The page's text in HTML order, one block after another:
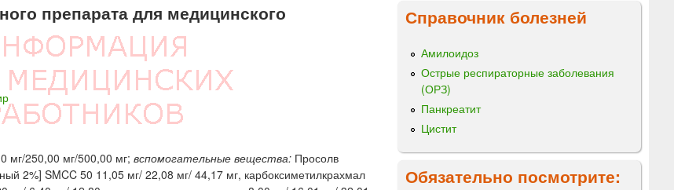
препарата для медицинского
мг/250,00 мг/500,00 мг; вспомогательные вещества: Просолв
2%] SMCC 50 11,05 мг/ 22,08 мг/ 44,17 мг, карбоксиметилкрахмал
Справочник болезней
Амилоидоз
Острые респираторные заболевания
(ОРЗ)
Панкреатит
Цистит
Обязательно посмотрите: